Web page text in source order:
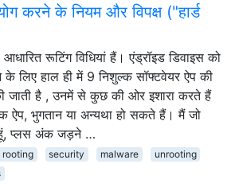
करने के नियम और विपक्ष ("हार्ड
रूटिंग विधियां हैं। एंड्रॉइड डिवाइस को
लिए हाल ही में 9 निशुल्क सॉफ्टवेयर ऐप की
जाती है , उनमें से कुछ की ओर इशारा करते हैं
ऐप, भुगतान या अन्यथा हो सकते हैं। मैं जो
प्लस अंक जड़ने …
rooting security malware
unrooting